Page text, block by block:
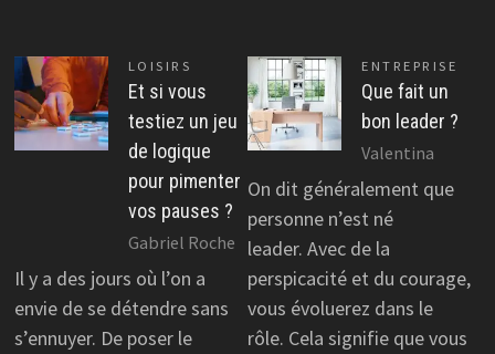
LOISIRS
Et si vous
testiez un jeu
de logique
pour pimenter
vos pauses ?
Gabriel Roche
Il y a des jours où l’on a
envie de se détendre sans
s’ennuyer. De poser le
ENTREPRISE
Que fait un
bon leader ?
Valentina
On dit généralement que
personne n’est né
leader. Avec de la
perspicacité et du courage,
vous évoluerez dans le
rôle. Cela signifie que vous